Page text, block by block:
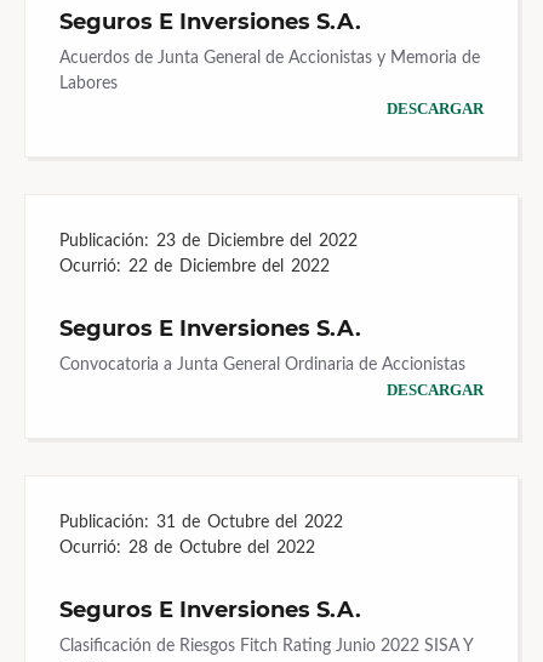
Seguros E Inversiones S.A.
Acuerdos de Junta General de Accionistas y Memoria de
Labores
DESCARGAR
Publicación: 23 de Diciembre del 2022
Ocurrió: 22 de Diciembre del 2022
Seguros E Inversiones S.A.
Convocatoria a Junta General Ordinaria de Accionistas
DESCARGAR
Publicación: 31 de Octubre del 2022
Ocurrió: 28 de Octubre del 2022
Seguros E Inversiones S.A.
Clasificación de Riesgos Fitch Rating Junio 2022 SISA Y